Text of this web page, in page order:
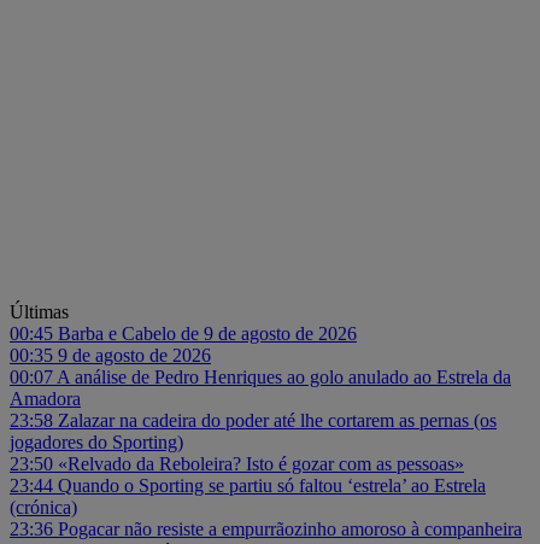
Últimas
00:45 Barba e Cabelo de 9 de agosto de 2026
00:35 9 de agosto de 2026
00:07 A análise de Pedro Henriques ao golo anulado ao Estrela da
Amadora
23:58 Zalazar na cadeira do poder até lhe cortarem as pernas (os
jogadores do Sporting)
23:50 «Relvado da Reboleira? Isto é gozar com as pessoas»
23:44 Quando o Sporting se partiu só faltou ‘estrela’ ao Estrela
(crónica)
23:36 Pogacar não resiste a empurrãozinho amoroso à companheira